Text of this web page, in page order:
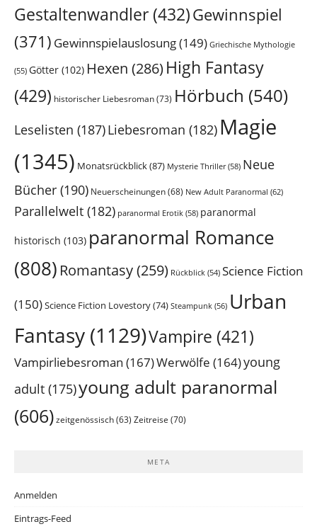
Gestaltenwandler (432)Gewinnspiel
(371) Gewinnspielauslosung(149) Griechische Mythologie
(55) Götter (102) Hexen (286) High Fantasy
(429) historischer Liebesroman(73) Hörbuch (540)
Leselisten (187)Liebesroman (182) Magie
(1345) Monatsrückblick(87) Mysterie Thriller(58) Neue
Bücher (190) Neuerscheinungen(68) New Adult Paranormal (62)
Parallelwelt (182) paranormal Erotik (58) paranormal
historisch (103) paranormal Romance
(808) Romantasy(259) Rückblick (54) Science Fiction
(150)Science Fiction Lovestory(74) Steampunk (56) Urban
Fantasy (1129)Vampire (421)
Vampirliebesroman (167)Werwölfe (164)young
adult (175)young adult paranormal
(606) zeitgenössisch (63) Zeitreise (70)
META
Anmelden
Eintrags-Feed